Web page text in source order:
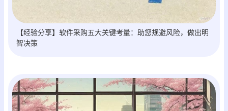
【经验分享】软件采购五大关键考量：助您规避风险，做出明
智决策